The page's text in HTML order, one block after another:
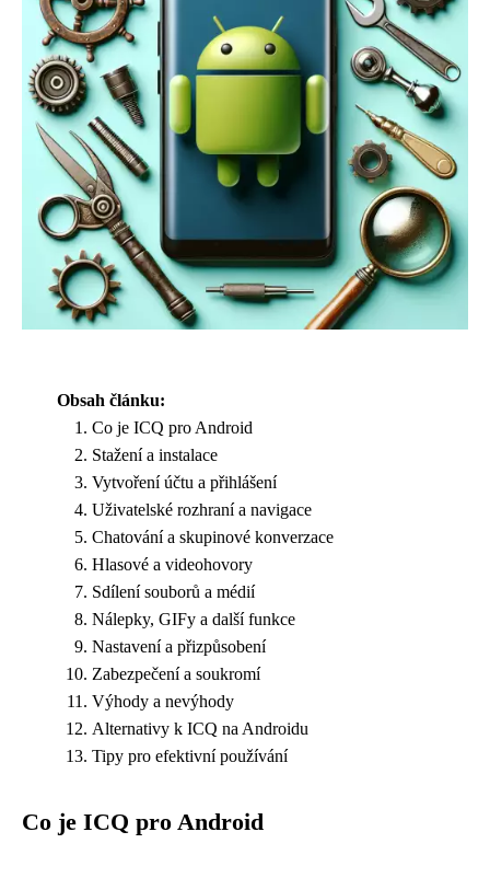
Obsah článku:
Co je ICQ pro Android
Stažení a instalace
Vytvoření účtu a přihlášení
Uživatelské rozhraní a navigace
Chatování a skupinové konverzace
Hlasové a videohovory
Sdílení souborů a médií
Nálepky, GIFy a další funkce
Nastavení a přizpůsobení
Zabezpečení a soukromí
Výhody a nevýhody
Alternativy k ICQ na Androidu
Tipy pro efektivní používání
Co je ICQ pro Android